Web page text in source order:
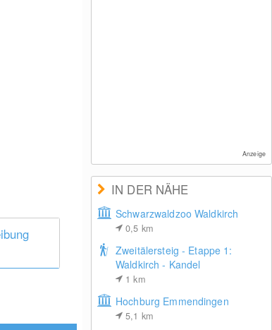
Anzeige
IN DER NÄHE
Schwarzwaldzoo Waldkirch
0,5 km
Zweitälersteig - Etappe 1:
Waldkirch - Kandel
1km
Hochburg Emmendingen
5,1 km